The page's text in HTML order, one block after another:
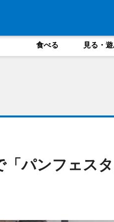
食べる 見る・
「パンフェス